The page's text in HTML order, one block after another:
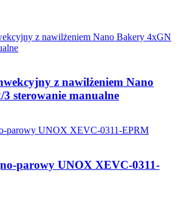
z nawilżeniem Nano
sterowanie manualne
parowy UNOX XEVC-0311-